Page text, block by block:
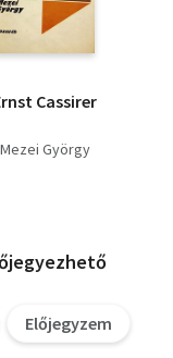
Cassirer
Mezei György
Előjegyzem